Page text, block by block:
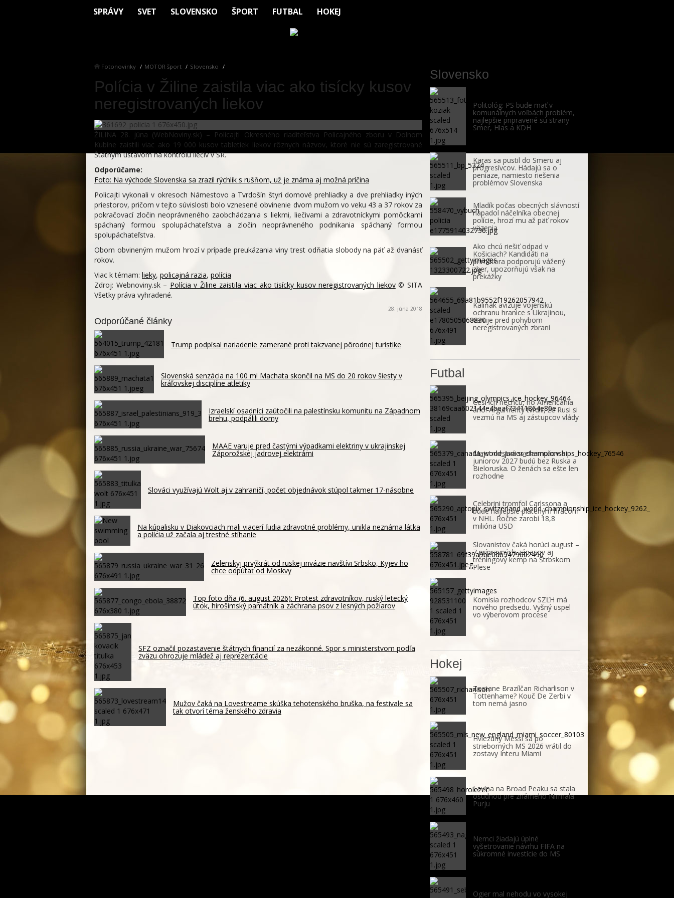
SPRÁVY SVET SLOVENSKO ŠPORT FUTBAL HOKEJ
Fotonovinky MOTOR šport Slovensko
Polícia v Žiline zaistila viac ako tisícky kusov
neregistrovaných liekov
ŽILINA 28. júna (WebNoviny.sk) – Policajti Okresného riaditeľstva Policajného zboru v Dolnom
Kubíne zaistili viac ako 19 000 kusov tabletiek liekov rôznych názvov, ktoré nie sú zaregistrované
Štátnym ústavom na kontrolu liečiv v SR.
Odporúčame:
Foto: Na východe Slovenska sa zrazil rýchlik s rušňom, už je známa aj možná príčina
Policajti vykonali v okresoch Námestovo a Tvrdošín štyri domové prehliadky a dve prehliadky iných
priestorov, pričom v tejto súvislosti bolo vznesené obvinenie dvom mužom vo veku 43 a 37 rokov za
pokračovací zločin neoprávneného zaobchádzania s liekmi, liečivami a zdravotníckymi pomôckami
spáchaný formou spolupáchateľstva a zločin neoprávneného podnikania spáchaný formou
spolupáchateľstva.
Obom obvineným mužom hrozí v prípade preukázania viny trest odňatia slobody na päť až dvanásť
rokov.
Viac k témam: lieky, policajná razia, polícia
Zdroj: Webnoviny.sk – Polícia v Žiline zaistila viac ako tisícky kusov neregistrovaných liekov© SITA
Všetky práva vyhradené.
28. júna 2018
Odporúčané články
Trump podpísal nariadenie zamerané proti takzvanej pôrodnej turistike
Slovenská senzácia na 100 m! Machata skončil na MS do 20 rokov šiesty v
kráľovskej disciplíne atletiky
Izraelskí osadníci zaútočili na palestínsku komunitu na Západnom
brehu, podpálili domy
MAAE varuje pred častými výpadkami elektriny v ukrajinskej
Záporožskej jadrovej elektrárni
Slováci využívajú Wolt aj v zahraničí, počet objednávok stúpol takmer 17-násobne
Na kúpalisku v Diakovciach mali viacerí ľudia zdravotné problémy, unikla neznáma látka
a polícia už začala aj trestné stíhanie
Zelenskyj prvýkrát od ruskej invázie navštívi Srbsko, Kyjev ho
chce odpútať od Moskvy
Top foto dňa (6. august 2026): Protest zdravotníkov, ruský letecký
útok, hirošimský pamätník a záchrana psov z lesných požiarov
SFZ označil pozastavenie štátnych financií za nezákonné. Spor s ministerstvom podľa
zväzu ohrozuje mládež aj reprezentácie
Mužov čaká na Lovestreame skúška tehotenského bruška, na festivale sa
tak otvorí téma ženského zdravia
Slovensko
Politológ: PS bude mať v
komunálnych voľbách problém,
najlepšie pripravené sú strany
Smer, Hlas a KDH
Karas sa pustil do Smeru aj
progresívcov. Hádajú sa o
peniaze, namiesto riešenia
problémov Slovenska
Mladík počas obecných slávností
napadol náčelníka obecnej
polície, hrozí mu až päť rokov
väzenia
Ako chcú riešiť odpad v
Košiciach? Kandidáti na
primátora podporujú vážený
zber, upozorňujú však na
prekážky
Kaliňák avizuje vojenskú
ochranu hranice s Ukrajinou,
varuje pred pohybom
neregistrovaných zbraní
Futbal
Česi ich nechcú, no Američania
áno. Argumenty tvrdili, že Rusi si
vezmú na MS aj zástupcov vlády
Majstrovstvá sveta mužov a
juniorov 2027 budú bez Ruska a
Bieloruska. O ženách sa ešte len
rozhodne
Celebrini tromfol Carlssona a
bude najlepšie plateným hráčom
v NHL. Ročne zarobí 18,8
milióna USD
Slovanistov čaká horúci august –
7 prípravných zápasov aj
tréningový kemp na Štrbskom
Plese
Komisia rozhodcov SZĽH má
nového predsedu. Vyšný uspel
vo výberovom procese
Hokej
Zostane Brazílčan Richarlison v
Tottenhame? Kouč De Zerbi v
tom nemá jasno
Hviezdny Messi sa po
strieborných MS 2026 vrátil do
zostavy Interu Miami
Lavína na Broad Peaku sa stala
osudnou pre známeho Nirmala
Purju
Nemci žiadajú úplné
vyšetrovanie návrhu FIFA na
súkromné investície do MS
Ogier mal nehodu vo vysokej